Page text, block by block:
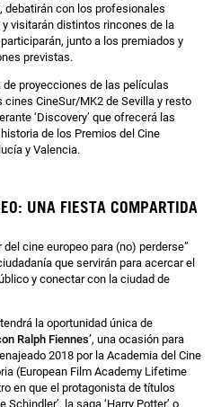
debatirán con los profesionales
visitarán distintos rincones de la
junto a los premiados y
previstas.
proyecciones de las películas
CineSur/MK2 de Sevilla y resto
‘Discovery’ que ofrecerá las
de los Premios del Cine
y Valencia.
UNA FIESTA COMPARTIDA
cine europeo para (no) perderse”
que servirán para acercar el
y conectar con la ciudad de
la oportunidad única de
Ralph Fiennes’, una ocasión para
2018 por la Academia del Cine
(European Film Academy Lifetime
en que el protagonista de títulos
Schindler’, la saga ‘Harry Potter’ o